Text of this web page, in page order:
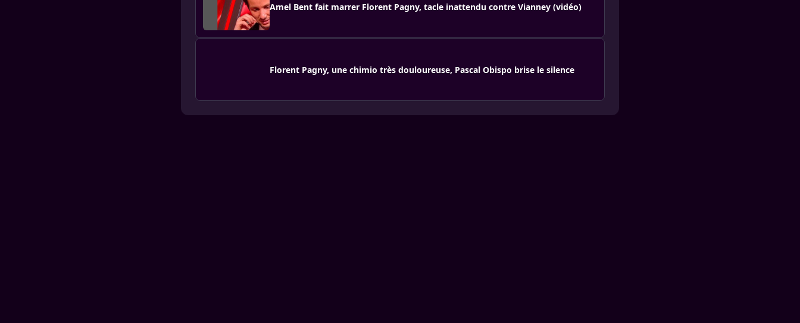
Amel Bent fait marrer Florent Pagny, tacle inattendu contre Vianney (vidéo)
Florent Pagny, une chimio très douloureuse, Pascal Obispo brise le silence